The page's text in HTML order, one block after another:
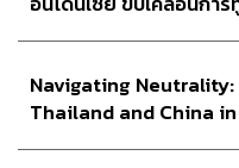
ลงทุน ซื้อประกัน
อินโดนีเซีย
Navigating Neutrality:
Thailand and China in